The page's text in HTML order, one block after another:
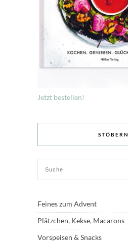
Jetzt bestellen!
STÖBERN
Feines zum Advent
Plätzchen, Kekse, Macarons
Vorspeisen & Snacks